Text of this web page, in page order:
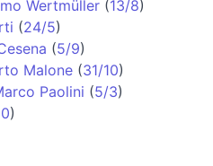
Wertmüller (13/8)
(24/5)
(5/9)
Malone (31/10)
Paolini (5/3)
)